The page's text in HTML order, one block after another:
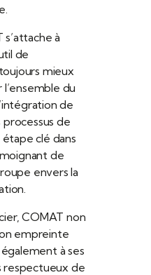
à
de
mieux
l’ensemble du
de
processus de
clé dans
de
envers la
COMAT non
empreinte
à ses
respectueux de